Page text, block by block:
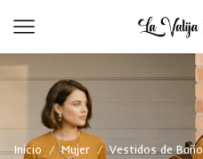
Inicio / Mujer / Vestidos de Baño